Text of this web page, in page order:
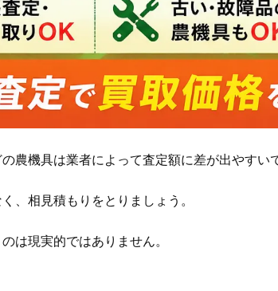
農機具は業者によって査定額に差が出やすい
、相見積もりをとりましょう。
は現実的ではありません。